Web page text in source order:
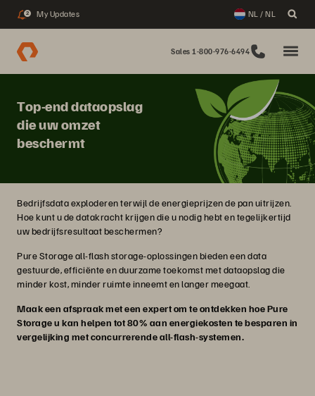
2 My Updates NL / NL
Sales 1-800-976-6494
Top-end dataopslag
die uw omzet
beschermt
Bedrijfsdata exploderen terwijl de energieprijzen de pan uitrijzen.
Hoe kunt u de datakracht krijgen die u nodig hebt en tegelijkertijd
uw bedrijfsresultaat beschermen?
Pure Storage all-flash storage-oplossingen bieden een data
gestuurde, efficiënte en duurzame toekomst met dataopslag die
minder kost, minder ruimte inneemt en langer meegaat.
Maak een afspraak met een expert om te ontdekken hoe Pure
Storage u kan helpen tot 80% aan energiekosten te besparen in
vergelijking met concurrerende all-flash-systemen.